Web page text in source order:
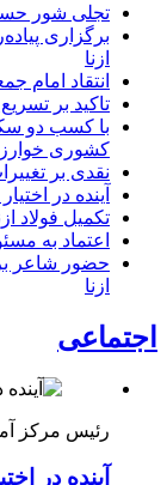
تجلی شور
برگزاری
ازنا
انتقاد امام
تاکید بر
با کسب دو
کشوری
نقدی بر
آینده در
تکمیل فولاد
اعتماد به
حضور شاعر
ازنا
اجتماعی
رئیس مرکز
آینده در